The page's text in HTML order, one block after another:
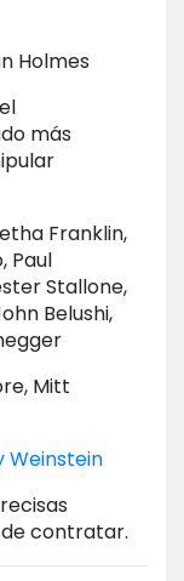
Holmes
más
Franklin,
Paul
Stallone,
Belushi,
Mitt
Weinstein
contratar.